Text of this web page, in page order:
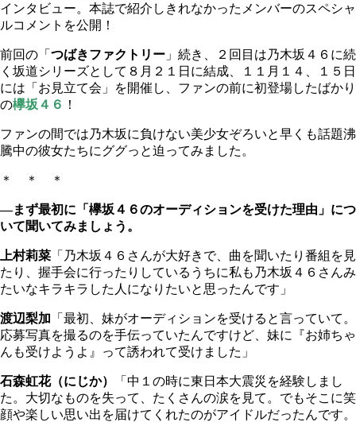
インタビュー。本誌で紹介しきれなかったメンバーのスペシャ
ルコメントを公開！
前回の「 つばきファクトリー 」続き、２回目は乃木坂４６に続
く坂道シリーズとして８月２１日に結成、１１月１４、１５日
には「お見立て会」を開催し、ファンの前に初登場したばかり
の欅坂４６ ！
ファンの間では乃木坂に負けない美少女ぞろいと早くも話題沸
騰中の彼女たちにググっと迫ってみました。
＊ ＊ ＊
―まず最初に「欅坂４６のオーディションを受けた理由」につ
いて聞いてみましょう。
上村莉菜 「乃木坂４６さんが大好きで、曲を聞いたり番組を見
たり、握手会に行ったりしているうちに私も乃木坂４６さんみ
たいなキラキラした人になりたいと思ったんです」
渡辺梨加 「最初、妹がオーディションを受けると言っていて。
応募写真を撮るのを手伝っていたんですけど、妹に『お姉ちゃ
んも受けようよ』って誘われて受けました」
石森虹花（にじか）
「中１の時に東日本大震災を経験しまし
た。大切なものを失って、たくさんの涙を見て。でもそこに笑
顔や楽しい思い出を届けてくれたのがアイドルだったんです。